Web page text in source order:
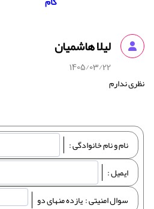
لیلا هاشمیان
1405/03/22
نظری ندارم
نام و نام خانوادگی :
نام و نام خانوادگی :
ایمیل :
ایمیل :
سوال امنیتی :
سوال امنیتی :یازده منهای دو